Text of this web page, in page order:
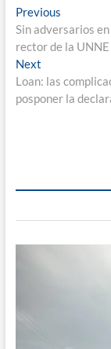
Navegación
de
entradas
PreviousPrevious
post:
Sin adversarios
rector de la UNNE
NextNext
post:
Loan: las
posponer la